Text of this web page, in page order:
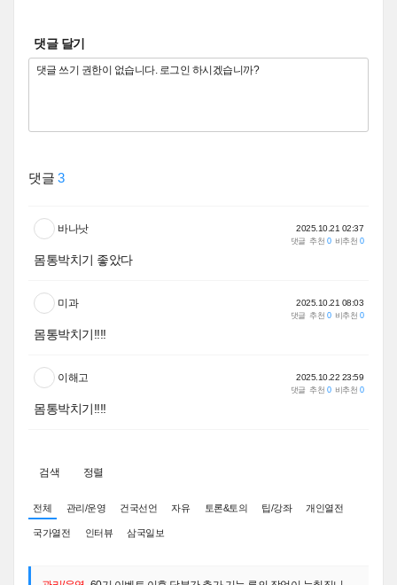
댓글 달기
댓글 3
바나낫 2025.10.21 02:37
댓글 추천 0 비추천 0
몸통박치기 좋았다
미과 2025.10.21 08:03
댓글 추천 0 비추천 0
몸통박치기!!!!
이해고 2025.10.22 23:59
댓글 추천 0 비추천 0
몸통박치기!!!!
검색 정렬
전체 관리/운영 건국선언 자유 토론&토의 팁/강좌 개인열전
국가열전 인터뷰 삼국일보